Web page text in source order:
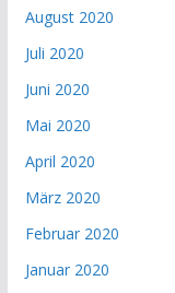
August 2020
Juli 2020
Juni 2020
Mai 2020
April 2020
März 2020
Februar 2020
Januar 2020